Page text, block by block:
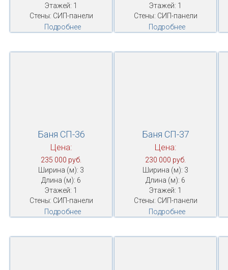
Этажей: 1
Стены: СИП-панели
Подробнее
Этажей: 1
Стены: СИП-панели
Подробнее
Баня СП-36
Цена:
235 000 руб.
Ширина (м): 3
Длина (м): 6
Этажей: 1
Стены: СИП-панели
Подробнее
Баня СП-37
Цена:
230 000 руб.
Ширина (м): 3
Длина (м): 6
Этажей: 1
Стены: СИП-панели
Подробнее